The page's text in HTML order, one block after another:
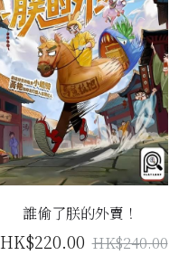
誰偷了朕的外賣！
HK$220.00 HK$240.00